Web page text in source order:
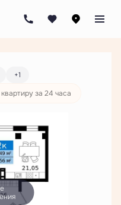
6 469 000 руб.
+1
за 24 часа